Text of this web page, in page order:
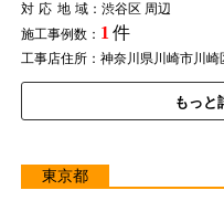
対応地域：渋谷区 周辺
施工事例数： 1 件
工事店住所：神奈川県川崎市川崎
もっと
東京都